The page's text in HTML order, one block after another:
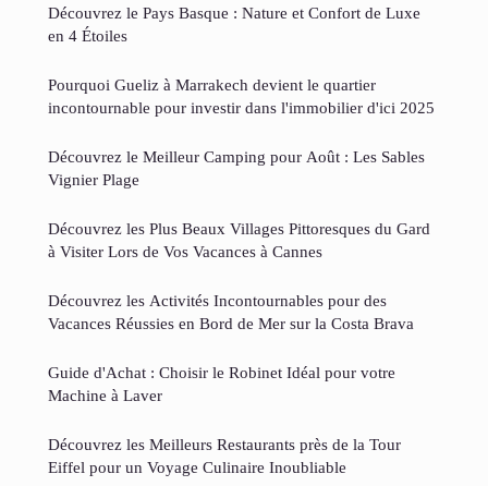
Découvrez le Pays Basque : Nature et Confort de Luxe
en 4 Étoiles
Pourquoi Gueliz à Marrakech devient le quartier
incontournable pour investir dans l'immobilier d'ici 2025
Découvrez le Meilleur Camping pour Août : Les Sables
Vignier Plage
Découvrez les Plus Beaux Villages Pittoresques du Gard
à Visiter Lors de Vos Vacances à Cannes
Découvrez les Activités Incontournables pour des
Vacances Réussies en Bord de Mer sur la Costa Brava
Guide d'Achat : Choisir le Robinet Idéal pour votre
Machine à Laver
Découvrez les Meilleurs Restaurants près de la Tour
Eiffel pour un Voyage Culinaire Inoubliable